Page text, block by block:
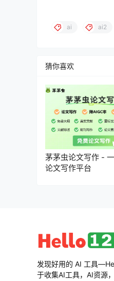
ai ai2
猜你喜欢
茅茅虫论文写作 -
论文写作平台
发现好用的 AI 工具
于收集AI工具，AI资源